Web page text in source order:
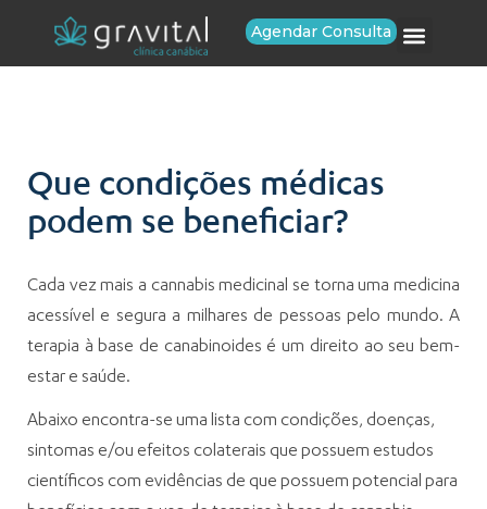
Agendar Consulta
Que condições médicas
podem se beneficiar?
Cada vez mais a cannabis medicinal se torna uma medicina
acessível e segura a milhares de pessoas pelo mundo. A
terapia à base de canabinoides é um direito ao seu bem-
estar e saúde.
Abaixo encontra-se uma lista com condições, doenças,
sintomas e/ou efeitos colaterais que possuem estudos
científicos com evidências de que possuem potencial para